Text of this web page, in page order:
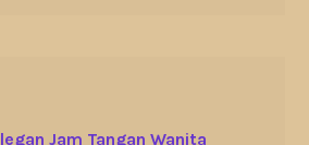
Jam Tangan Wanita